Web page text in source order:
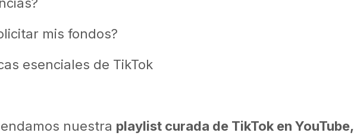
mis fondos?
esenciales de TikTok
nuestra playlist curada de TikTok en YouTube,